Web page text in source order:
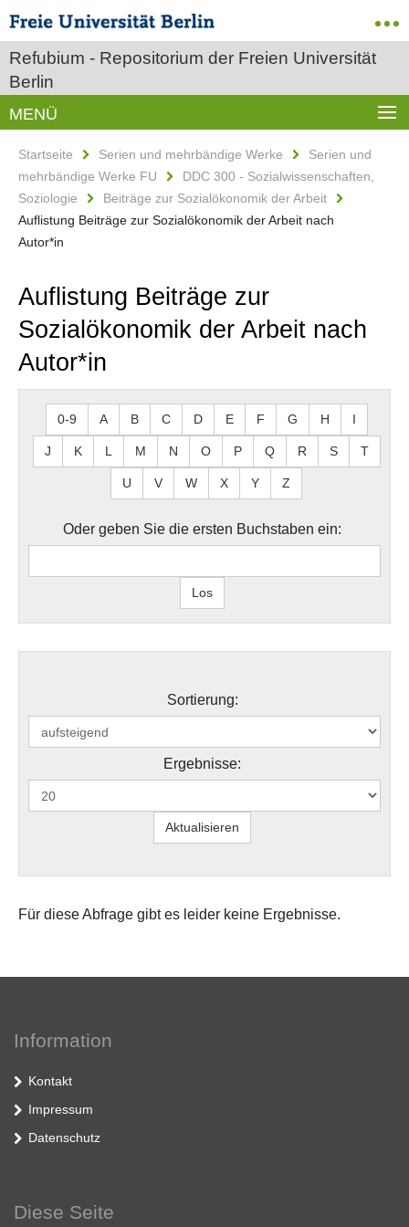
Refubium - Repositorium der Freien Universität
Berlin
MENÜ
Startseite Serien und mehrbändige Werke
Serien und
mehrbändige Werke FU
DDC 300 - Sozialwissenschaften,
Soziologie
Beiträge zur Sozialökonomik der Arbeit
Auflistung Beiträge zur Sozialökonomik der Arbeit nach
Autor*in
Auflistung Beiträge zur
Sozialökonomik der Arbeit nach
Autor*in
0-9 A B C D E F G H I
J K L M N O P Q R S T
U V W X Y Z
Oder geben Sie die ersten Buchstaben ein:
Sortierung:
Ergebnisse:
Für diese Abfrage gibt es leider keine Ergebnisse.
Information
Kontakt
Impressum
Datenschutz
Diese Seite